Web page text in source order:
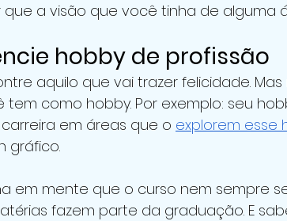
a visão que você tinha de alguma
hobby de profissão
aquilo que vai trazer felicidade.
tem como hobby. Por exemplo: seu
em áreas que o explorem esse
gráfico.
em mente que o curso nem sempre
fazem parte da graduação. E